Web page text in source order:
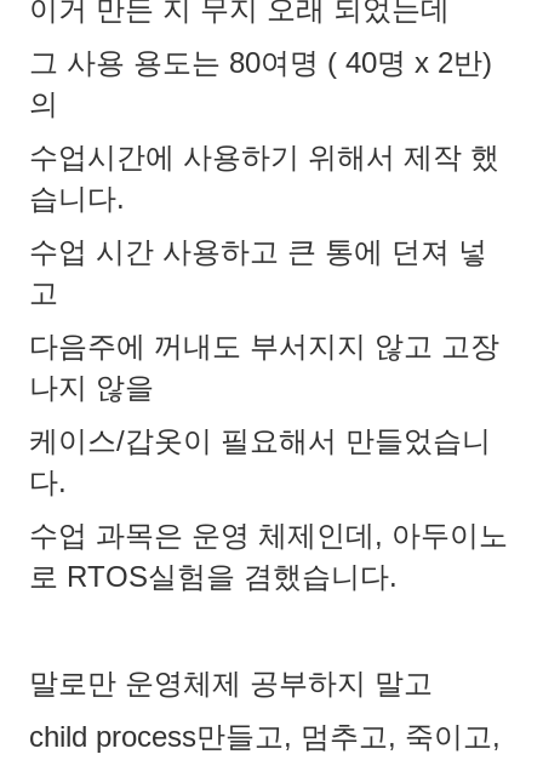
이거 만든 지 무지 오래 되었는데
그 사용 용도는 80여명 ( 40명 x 2반)
의
수업시간에 사용하기 위해서 제작 했
습니다.
수업 시간 사용하고 큰 통에 던져 넣
고
다음주에 꺼내도 부서지지 않고 고장
나지 않을
케이스/갑옷이 필요해서 만들었습니
다.
수업 과목은 운영 체제인데, 아두이노
로 RTOS실험을 겸했습니다.
말로만 운영체제 공부하지 말고
child process만들고, 멈추고, 죽이고,